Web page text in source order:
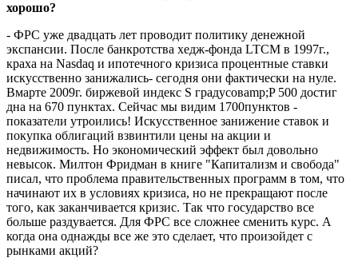
хорошо?
- ФРС уже двадцать лет проводит политику денежной
экспансии. После банкротства хедж-фонда LTCM в 1997г.,
краха на Nasdaq и ипотечного кризиса процентные ставки
искусственно занижались- сегодня они фактически на нуле.
Вмарте 2009г. биржевой индекс S градусовamp;P 500 достиг
дна на 670 пунктах. Сейчас мы видим 1700пунктов -
показатели утроились! Искусственное занижение ставок и
покупка облигаций взвинтили цены на акции и
недвижимость. Но экономический эффект был довольно
невысок. Милтон Фридман в книге "Капитализм и свобода"
писал, что проблема правительственных программ в том, что
начинают их в условиях кризиса, но не прекращают после
того, как заканчивается кризис. Так что государство все
больше раздувается. Для ФРС все сложнее сменить курс. А
когда она однажды все же это сделает, что произойдет с
рынками акций?